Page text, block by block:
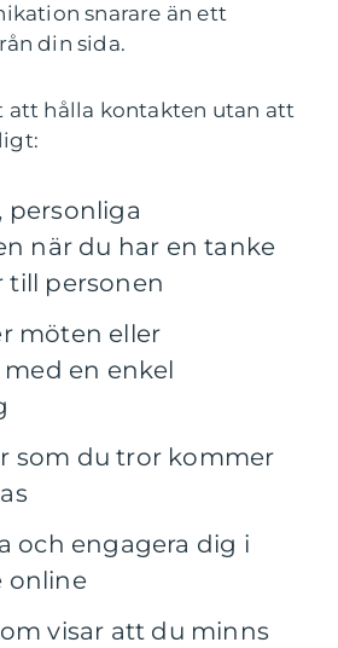
snarare än ett
din sida.
att hålla kontakten utan att
personliga
när du har en tanke
till personen
möten eller
en enkel
som du tror kommer
och engagera dig i
online
visar att du minns